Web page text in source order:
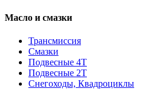
Масло и смазки
Трансмиссия
Смазки
Подвесные 4Т
Подвесные 2Т
Снегоходы, Квадроциклы